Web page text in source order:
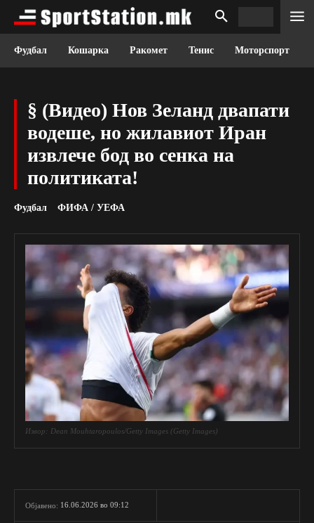
Фудбал Кошарка Ракомет Тенис Моторспорт
§ (Видео) Нов Зеланд двапати
водеше, но жилавиот Иран
извлече бод во сенка на
политиката!
Фудбал ФИФА / УЕФА
Извор: Dean Mouhtaropoulos/Getty Images (Getty Images)
Објавено: 16.06.2026 во 09:12